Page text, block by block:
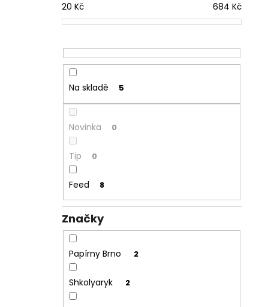
20 Kč 684 Kč
Na skladě 5
Novinka 0
Tip 0
Feed 8
Značky
Papírny Brno 2
Shkolyaryk 2